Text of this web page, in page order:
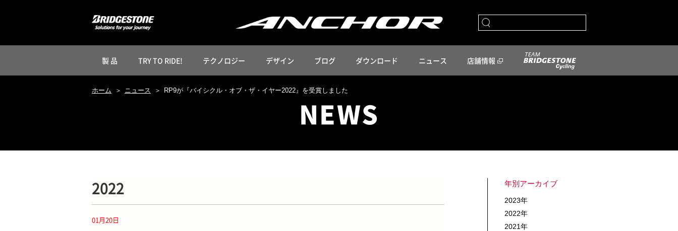
製 品 TRY TO RIDE! テクノロジー デザイン ブログ ダウンロード ニュース 店舗情報
ホーム ニュース RP9が『バイシクル・オブ・ザ・イヤー2022』を受賞しました
NEWS
2022
01月20日
年別アーカイブ
2023年
2022年
2021年